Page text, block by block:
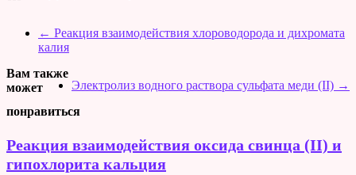
← Реакция взаимодействия хлороводорода и дихромата
калия
Электролиз водного раствора сульфата меди (II) →
Вам также
может
понравиться
Реакция взаимодействия оксида свинца (II) и
гипохлорита кальция